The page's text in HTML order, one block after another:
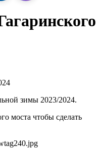
зимы 2023/2024.
моста чтобы сделать